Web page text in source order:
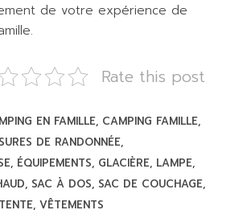
de votre expérience de
Rate this post
EN FAMILLE CAMPING FAMILLE
DE RANDONNÉE
ÉQUIPEMENTS GLACIÈRE LAMPE
SAC À DOS SAC DE COUCHAGE
TENTE VÊTEMENTS